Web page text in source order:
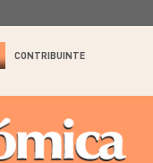
CONTRIBUINTE